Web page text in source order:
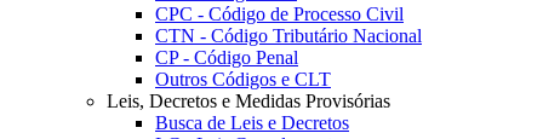
CPC - Código de Processo Civil
CTN - Código Tributário Nacional
CP - Código Penal
Outros Códigos e CLT
Leis, Decretos e Medidas Provisórias
Busca de Leis e Decretos